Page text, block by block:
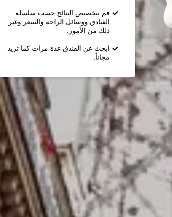
قم بتخصيص النتائج حسب سلسلة
الفنادق ووسائل الراحة والسعر وغير
ذلك من الأمور.
ابحث عن الفندق عدة مرات كما تريد -
مجاناً.